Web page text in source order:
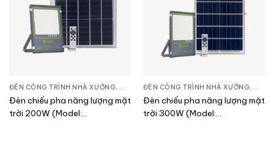
ĐÈN CÔNG TRÌNH NHÀ XƯỞNG, ĐÈN PHA LED, THIẾT BỊ CHIẾU SÁNG
Đèn chiếu pha năng lượng mặt
trời 200W (Model:
ĐÈN CÔNG TRÌNH NHÀ XƯỞNG, ĐÈN
Đèn chiếu pha năng lượng mặt
trời 300W (Model: